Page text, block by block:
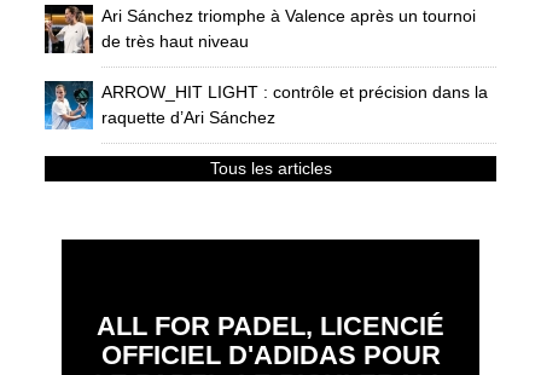
Ari Sánchez triomphe à Valence après un tournoi
de très haut niveau
ARROW_HIT LIGHT : contrôle et précision dans la
raquette d’Ari Sánchez
Tous les articles
ALL FOR PADEL, LICENCIÉ
OFFICIEL D'ADIDAS POUR